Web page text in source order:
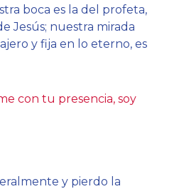
boca es la del profeta,
Jesús; nuestra mirada
y fija en lo eterno, es
con tu presencia, soy
y pierdo la